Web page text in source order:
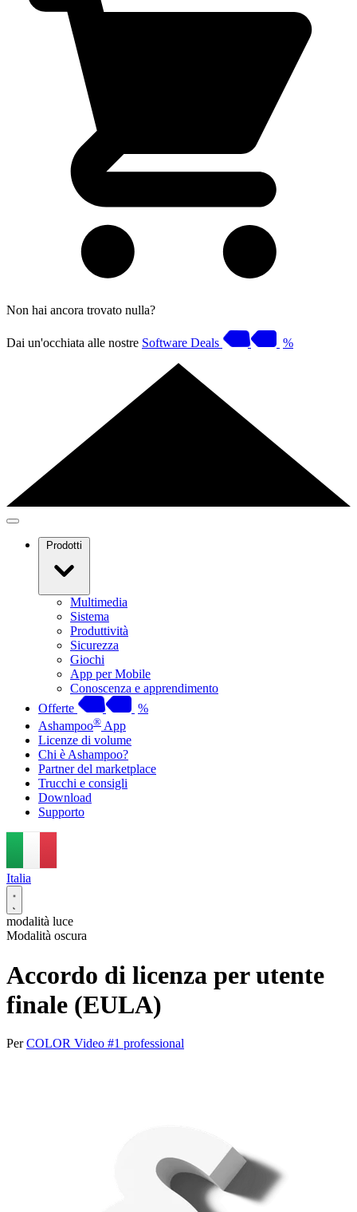
Non hai ancora trovato nulla?
Dai un'occhiata alle nostre Software Deals %
Prodotti
Multimedia
Sistema
Produttività
Sicurezza
Giochi
App per Mobile
Conoscenza e apprendimento
Offerte
%
Ashampoo® App
Licenze di volume
Chi è Ashampoo?
Partner del marketplace
Trucchi e consigli
Download
Supporto
Italia
modalità luce
Modalità oscura
Accordo di licenza per utente
finale (EULA)
PerCOLOR Video #1 professional